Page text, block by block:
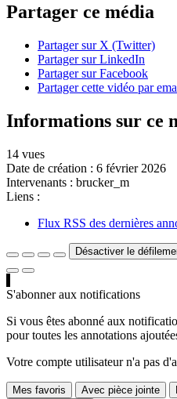
Partager ce média
Partager sur X (Twitter)
Partager sur LinkedIn
Partager sur Facebook
Partager cette vidéo par
Informations sur ce
14 vues
Date de création : 6 février 2026
Intervenants : brucker_m
Liens :
Flux RSS des dernières
Désactiver le
S'abonner aux notifications
Si vous êtes abonné aux
pour toutes les annotations
Votre compte utilisateur n'a pas
Mes favoris Avec pièce jointe